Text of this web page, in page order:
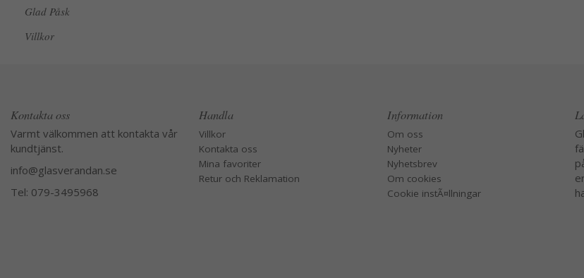
Glad Påsk
Villkor
Kontakta oss
Varmt välkommen att kontakta vår
kundtjänst.
info@glasverandan.se
Tel: 079-3495968
Handla
Villkor
Kontakta oss
Mina favoriter
Retur och Reklamation
Information
Om oss
Nyheter
Nyhetsbrev
Om cookies
Cookie instÃ¤llningar